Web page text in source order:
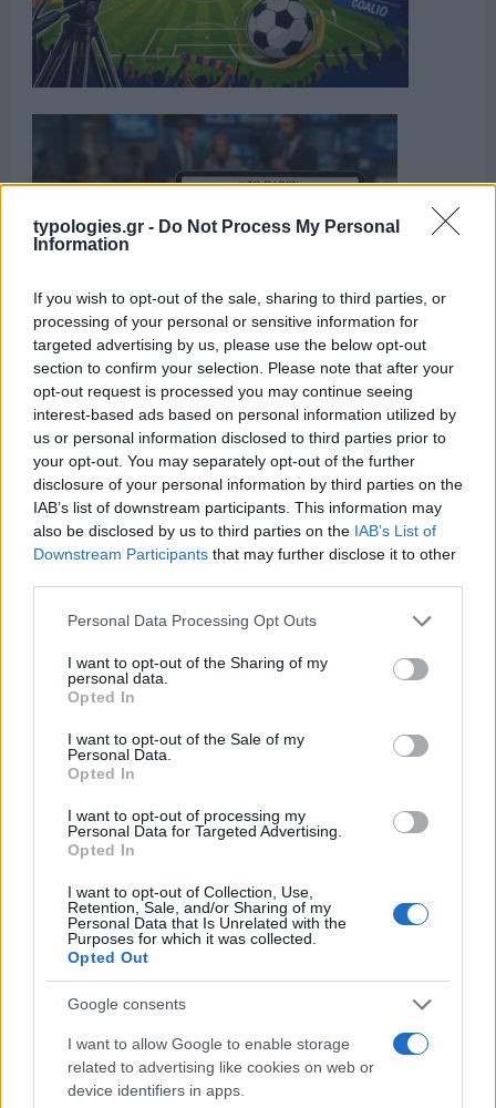
typologies.gr - Do Not Process My Personal
Information
If you wish to opt-out of the sale, sharing to third parties, or
processing of your personal or sensitive information for
targeted advertising by us, please use the below opt-out
section to confirm your selection. Please note that after your
opt-out request is processed you may continue seeing
interest-based ads based on personal information utilized by
us or personal information disclosed to third parties prior to
your opt-out. You may separately opt-out of the further
disclosure of your personal information by third parties on the
IAB’s list of downstream participants. This information may
also be disclosed by us to third parties on the IAB’s List of
Downstream Participants that may further disclose it to other
Please note that this website/app uses one or more Google
not limited to your visit or usage behaviour. You may click to
grant or deny consent to Google and its third-party tags to
use your data for below specified purposes in below Google
consent section.
Personal Data Processing Opt Outs
I want to opt-out of the Sharing of my
personal data.
Opted In
I want to opt-out of the Sale of my
Personal Data.
Opted In
I want to opt-out of processing my
Personal Data for Targeted Advertising.
Opted In
I want to opt-out of Collection, Use,
Retention, Sale, and/or Sharing of my
Personal Data that Is Unrelated with the
Purposes for which it was collected.
Opted Out
Google consents
I want to allow Google to enable storage
related to advertising like cookies on web or
device identifiers in apps.
της Ζωής μας
Οι άνθρωποι, οι αυθεντικές ιστορίες,